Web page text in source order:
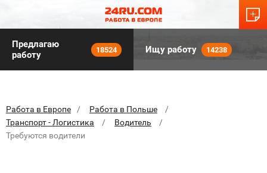
Предлагаю
работу
18524 Ищу работу 14238
Работа в Европе
Работа в Польше
Транспорт - Логистика
Водитель
Требуются водители